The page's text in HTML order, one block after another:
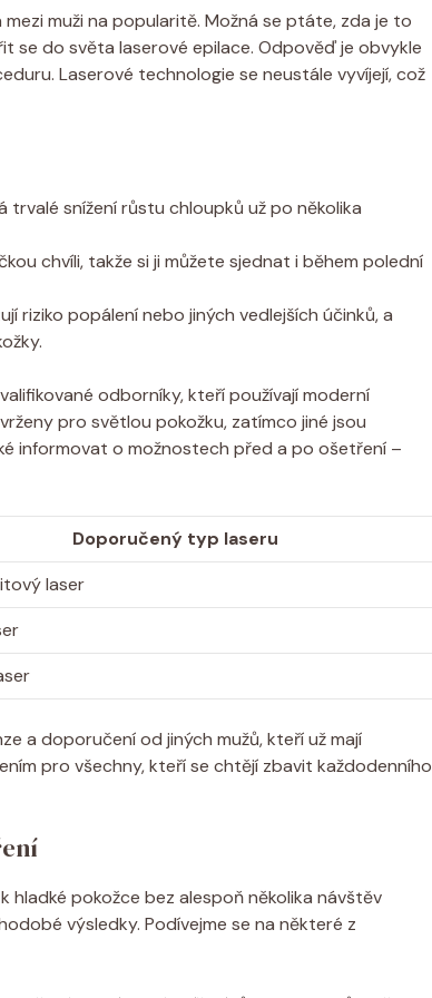
muži na popularitě. Možná se ptáte, zda je to
se do světa laserové epilace. Odpověď je obvykle
Laserové technologie se neustále vyvíjejí, což
trvalé snížení růstu chloupků už po několika
chvíli, takže si ji můžete sjednat i během polední
riziko popálení nebo jiných vedlejších účinků, a
odborníky, kteří používají moderní
pro světlou pokožku, zatímco jiné jsou
informovat o možnostech před a po ošetření –
Doporučený typ laseru
laser
a doporučení od jiných mužů, kteří už mají
pro všechny, kteří se chtějí zbavit každodenního
pokožce bez alespoň několika návštěv
výsledky. Podívejme se na některé z